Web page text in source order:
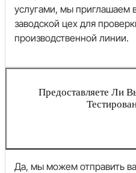
услугами, мы приглашаем
заводской цех для
производственной линии.
Предоставляете Ли
Да, мы можем отправить